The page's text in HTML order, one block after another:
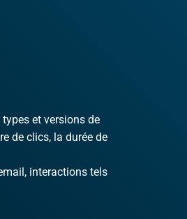
et versions de
de clics, la durée de
interactions tels